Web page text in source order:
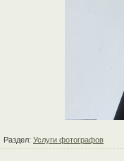
Раздел: Услуги фотографов